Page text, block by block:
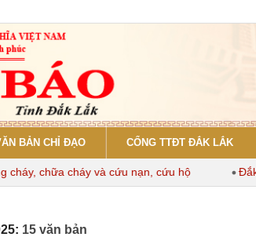
BẢN CHỈ ĐẠO CỔNG TTĐT ĐẮK LẮK
chữa cháy và cứu nạn, cứu hộ Đắk
15 văn bản